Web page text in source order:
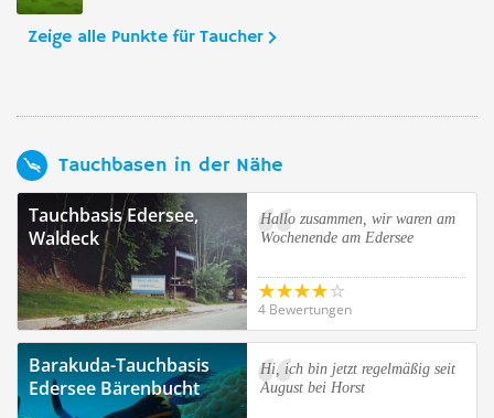
Zeige alle Punkte für Taucher
Tauchbasen in der Nähe
Tauchbasis Edersee,
Waldeck
Hallo zusammen, wir waren am
Wochenende am Edersee
4 Bewertungen
Barakuda-Tauchbasis
Edersee Bärenbucht
Hi, ich bin jetzt regelmäßig seit
August bei Horst